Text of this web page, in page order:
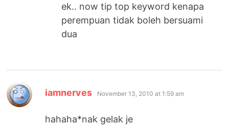
ek.. now tip top keyword kenapa
perempuan tidak boleh bersuami
dua
iamnerves says:
November 13, 2010 at 1:59 am
hahaha*nak gelak je